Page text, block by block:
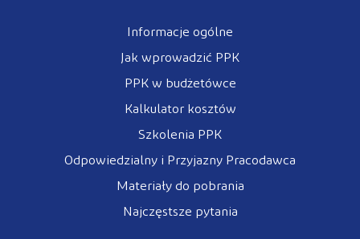
Informacje ogólne
Jak wprowadzić PPK
PPK w budżetówce
Kalkulator kosztów
Szkolenia PPK
Odpowiedzialny i Przyjazny Pracodawca
Materiały do pobrania
Najczęstsze pytania